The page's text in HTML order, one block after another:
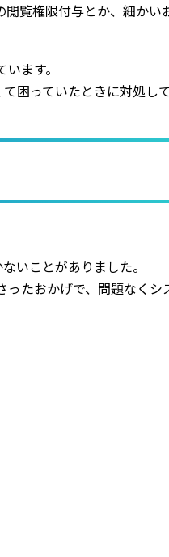
覧権限付与とか、細かい
ます。
困っていたときに対処し
いことがありました。
たおかげで、問題なくシ